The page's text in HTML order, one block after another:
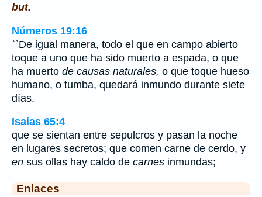
but.
Números 19:16
``De igual manera, todo el que en campo abierto
toque a uno que ha sido muerto a espada, o que
ha muerto de causas naturales, o que toque hueso
humano, o tumba, quedará inmundo durante siete
días.
Isaías 65:4
que se sientan entre sepulcros y pasan la noche
en lugares secretos; que comen carne de cerdo, y
en sus ollas hay caldo de carnes inmundas;
Enlaces